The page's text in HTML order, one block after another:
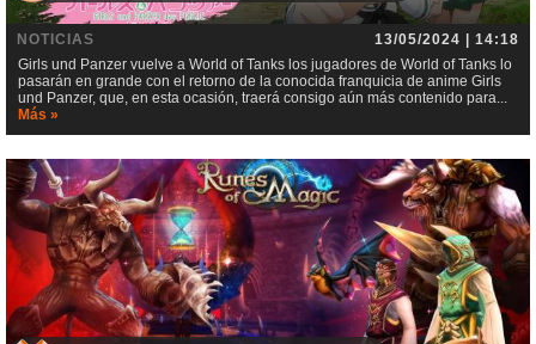
NOTICIAS
13/05/2024 | 14:18
Girls und Panzer vuelve a World of Tanks los jugadores de World of Tanks lo
pasarán en grande con el retorno de la conocida franquicia de anime Girls
und Panzer, que, en esta ocasión, traerá consigo aún más contenido para...
Más »